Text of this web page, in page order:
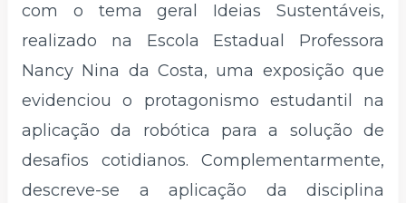
com o tema geral Ideias Sustentáveis,
realizado na Escola Estadual Professora
Nancy Nina da Costa, uma exposição que
evidenciou o protagonismo estudantil na
aplicação da robótica para a solução de
desafios cotidianos. Complementarmente,
descreve-se a aplicação da disciplina